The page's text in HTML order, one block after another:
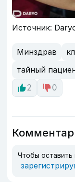
Источник:
Минздрав
тайный
2
0
Чтобы оставить